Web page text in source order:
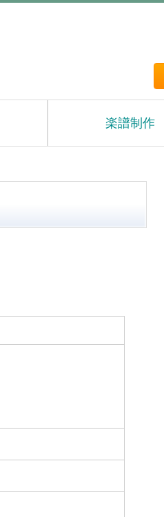
楽譜制作